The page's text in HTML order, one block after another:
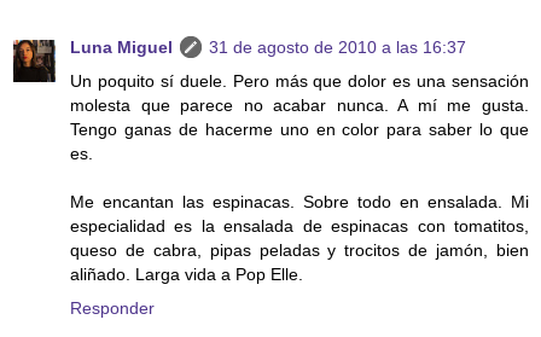
Luna Miguel
31 de agosto de 2010 a las 16:37
Un poquito sí duele. Pero más que dolor es una sensación
molesta que parece no acabar nunca. A mí me gusta.
Tengo ganas de hacerme uno en color para saber lo que
es.
Me encantan las espinacas. Sobre todo en ensalada. Mi
especialidad es la ensalada de espinacas con tomatitos,
queso de cabra, pipas peladas y trocitos de jamón, bien
aliñado. Larga vida a Pop Elle.
Responder